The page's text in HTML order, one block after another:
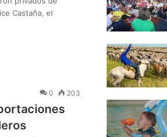
Castaña, el
0 203